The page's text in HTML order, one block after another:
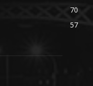
70
57